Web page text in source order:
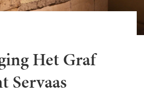
Het Graf
Servaas